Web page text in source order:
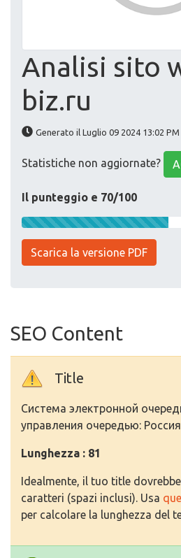
Analisi sito
biz.ru
Generato il Luglio 09 2024 13:02 PM
Statistiche non aggiornate?
Il punteggio e 70/100
Scarica la versione PDF
SEO Content
Title
Система электронной
управления очередью:
Lunghezza : 81
Idealmente, il tuo title
caratteri (spazi inclusi). Usa
per calcolare la lunghezza del